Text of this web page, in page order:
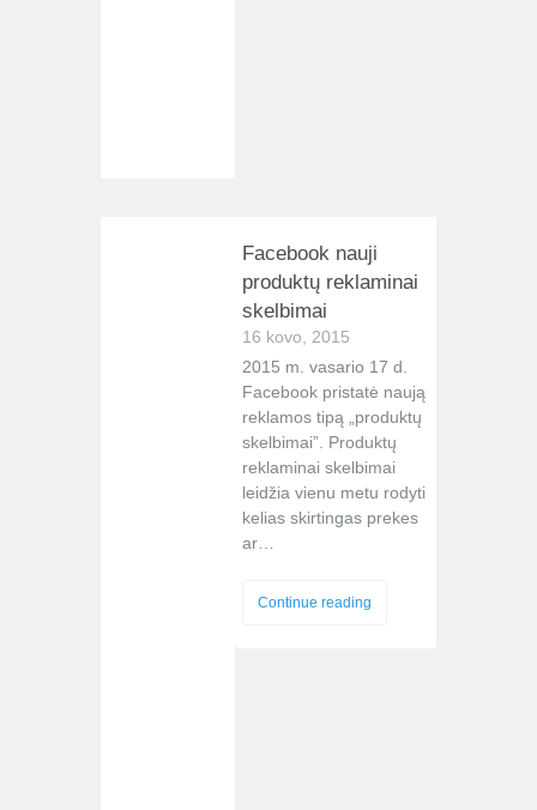
Facebook nauji
produktų reklaminai
skelbimai
16 kovo, 2015
2015 m. vasario 17 d.
Facebook pristatė naują
reklamos tipą „produktų
skelbimai”. Produktų
reklaminai skelbimai
leidžia vienu metu rodyti
kelias skirtingas prekes
ar…
Continue reading